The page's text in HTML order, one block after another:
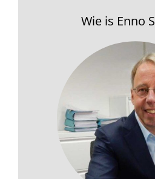
Wie is Enno